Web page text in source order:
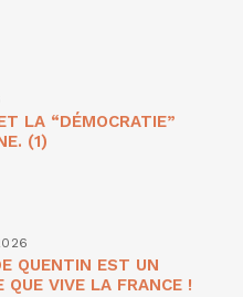
LA “DÉMOCRATIE”
(1)
QUENTIN EST UN
QUE VIVE LA FRANCE !